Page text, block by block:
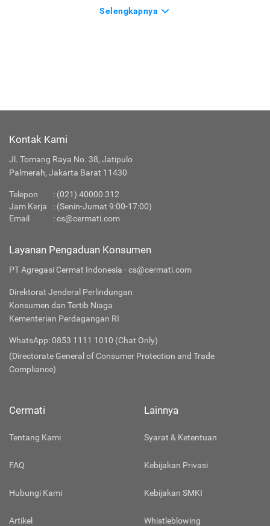
Selengkapnya
Kontak Kami
Jl. Tomang Raya No. 38, Jatipulo
Palmerah, Jakarta Barat 11430
Telepon : (021) 40000 312
Jam Kerja
: (Senin-Jumat 9:00-17:00)
Email
:cs@cermati.com
Layanan Pengaduan Konsumen
PT Agregasi Cermat Indonesia - cs@cermati.com
Direktorat Jenderal Perlindungan
Konsumen dan Tertib Niaga
Kementerian Perdagangan RI
WhatsApp: 0853 1111 1010 (Chat Only)
(Directorate General of Consumer Protection and Trade
Compliance)
Cermati
Tentang Kami
FAQ
Hubungi Kami
Artikel
Lainnya
Syarat & Ketentuan
Kebijakan Privasi
Kebijakan SMKI
Whistleblowing